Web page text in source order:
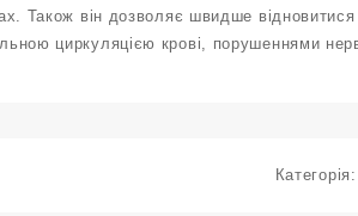
Також він дозволяє швидше
циркуляцією крові, порушеннями
Категорія: